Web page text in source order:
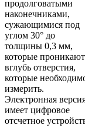
продолговатыми
наконечниками,
сужающимися под
углом 30° до
толщины 0,3 мм,
которые проникают
вглубь отверстия,
которые
измерить.
Электронная
имеет цифровое
отсчетное